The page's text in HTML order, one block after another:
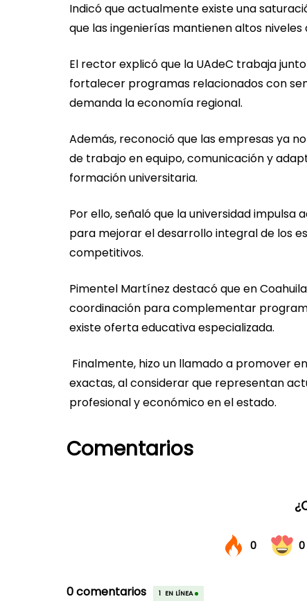
Indicó que actualmente existe una
que las ingenierías mantienen altos
El rector explicó que la UAdeC trabaja
fortalecer programas relacionados con
demanda la economía regional.
Además, reconoció que las empresas ya
de trabajo en equipo, comunicación y
formación universitaria.
Por ello, señaló que la universidad
para mejorar el desarrollo integral de los
competitivos.
Pimentel Martínez destacó que en
coordinación para complementar
existe oferta educativa especializada.
Finalmente, hizo un llamado a promover
exactas, al considerar que representan
profesional y económico en el estado.
Comentarios